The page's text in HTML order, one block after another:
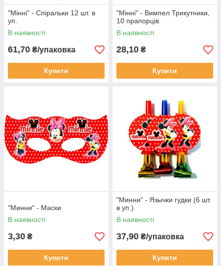
"Мінні" - Спіральки 12 шт. в
уп.
В наявності
61,70 ₴/упаковка
Купити
"Мінні" - Вимпел Трикутники,
10 прапорців.
В наявності
28,10 ₴
Купити
"Минни" - Маски
В наявності
3,30 ₴
Купити
"Минни" - Язычки гудки (6 шт.
в уп.)
В наявності
37,90 ₴/упаковка
Купити